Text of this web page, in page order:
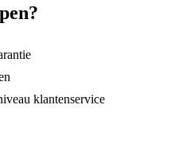
klantenservice